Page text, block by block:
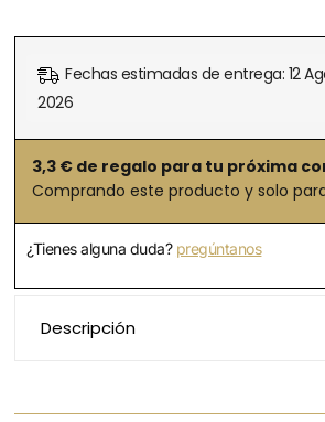
Fechas estimadas de entrega: 12
2026
3,3 € de regalo para tu próxima
Comprando este producto y solo
¿Tienes alguna duda? pregúntanos
Descripción